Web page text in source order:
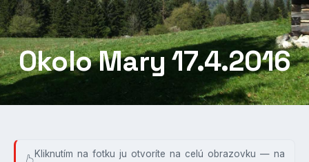
Okolo Mary 17.4.2016
Kliknutím na fotku ju otvoríte na celú obrazovku — na